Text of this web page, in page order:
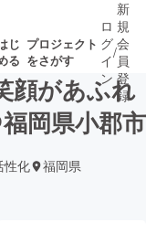
じ
る
プロジェクト
をさがす
が近いプ
ト
されます
ロ
グ
イ
ン
/
新
規
会
員
登
録
顔があふれ
岡県小郡市
性化 福岡県